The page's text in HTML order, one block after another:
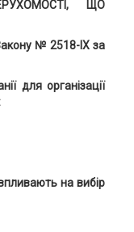
ЩО
№ 2518-IX за
для організації
на вибір